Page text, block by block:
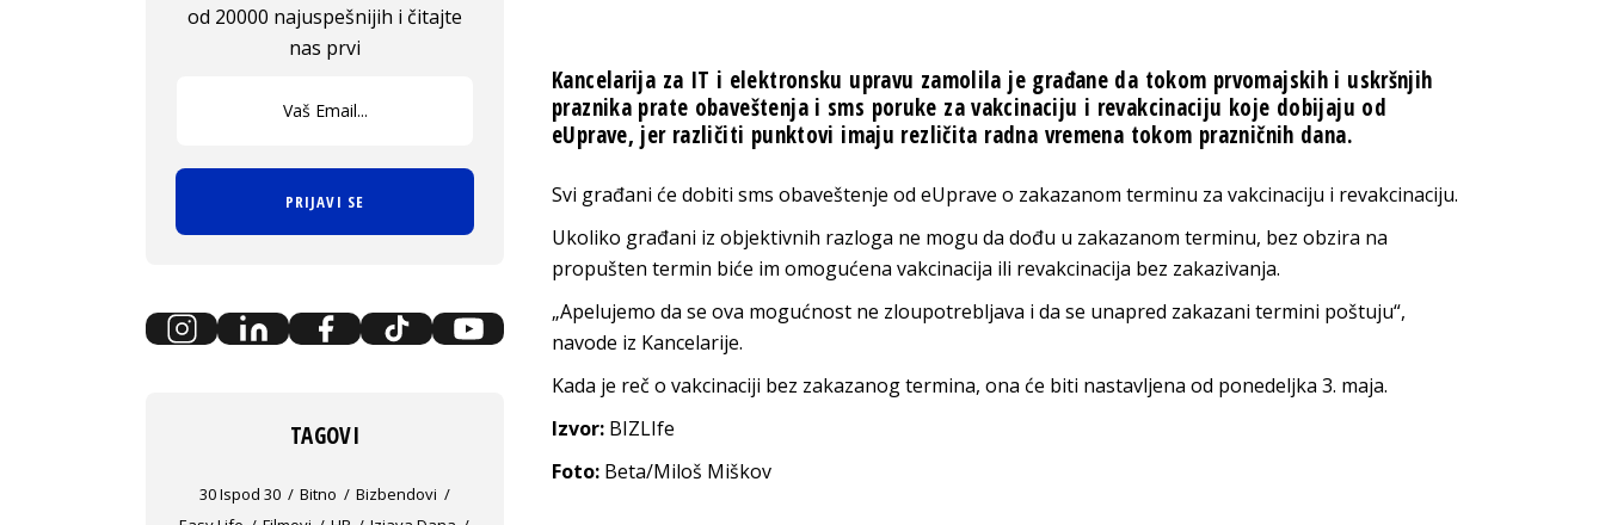
Kancelarija za IT i elektronsku upravu zamolila je građane da tokom prvomajskih i uskršnjih
praznika prate obaveštenja i sms poruke za vakcinaciju i revakcinaciju koje dobijaju od
eUprave, jer različiti punktovi imaju rezličita radna vremena tokom prazničnih dana.
Svi građani će dobiti sms obaveštenje od eUprave o zakazanom terminu za vakcinaciju i revakcinaciju.
Ukoliko građani iz objektivnih razloga ne mogu da dođu u zakazanom terminu, bez obzira na
propušten termin biće im omogućena vakcinacija ili revakcinacija bez zakazivanja.
„Apelujemo da se ova mogućnost ne zloupotrebljava i da se unapred zakazani termini poštuju“,
navode iz Kancelarije.
Kada je reč o vakcinaciji bez zakazanog termina, ona će biti nastavljena od ponedeljka 3. maja.
Izvor: BIZLIfe
Foto: Beta/Miloš Miškov
od 20000 najuspešnijih i čitajte
nas prvi
PRIJAVI SE
TAGOVI
30 Ispod 30 Bitno
Bizbendovi